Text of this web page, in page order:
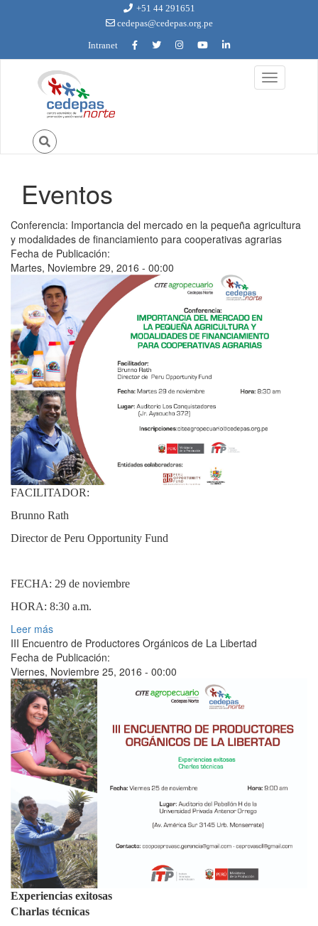
+51 44 291651
cedepas@cedepas.org.pe
Intranet
Toggle
navigation
Usted está aquí
Eventos
Conferencia: Importancia del mercado en la pequeña agricultura
y modalidades de financiamiento para cooperativas agrarias
Fecha de Publicación:
Martes, Noviembre 29, 2016 - 00:00
FACILITADOR:
Brunno Rath
Director de Peru Opportunity Fund
FECHA: 29 de noviembre
HORA: 8:30 a.m.
Leer más
III Encuentro de Productores Orgánicos de La Libertad
Fecha de Publicación:
Viernes, Noviembre 25, 2016 - 00:00
Experiencias exitosas
Charlas técnicas